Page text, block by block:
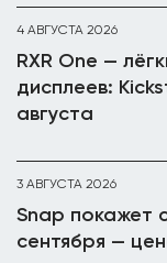
4 АВГУСТА 2026
RXR One —
дисплеев:
августа
3 АВГУСТА 2026
Snap покажет
сентября —